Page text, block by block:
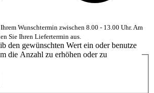
Wunschtermin zwischen 8.00 - 13.00 Uhr. Am
Sie Ihren Liefertermin aus.
den gewünschten Wert ein oder benutze
die Anzahl zu erhöhen oder zu